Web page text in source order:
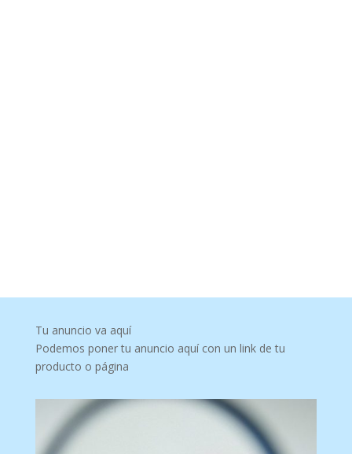
Tu anuncio va aquí
Podemos poner tu anuncio aquí con un link de tu
producto o página